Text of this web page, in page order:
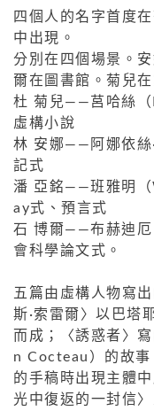
四個人的名字首度
中出現。
分別在四個場景。
爾在圖書館。菊兒在
杜 菊兒——莒哈絲（
虛構小說
林 安娜——阿娜依絲
記式
潘 亞銘——班雅明
ay式、預言式
石 博爾——布赫迪厄
會科學論文式。
五篇由虛構人物寫
斯·索雷爾〉以巴塔
而成；〈誘惑者〉
n Cocteau）的故事
的手稿時出現主體
光中復返的一封信